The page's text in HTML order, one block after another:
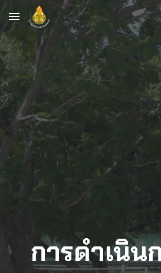
Skip to main content
การดำเนิน